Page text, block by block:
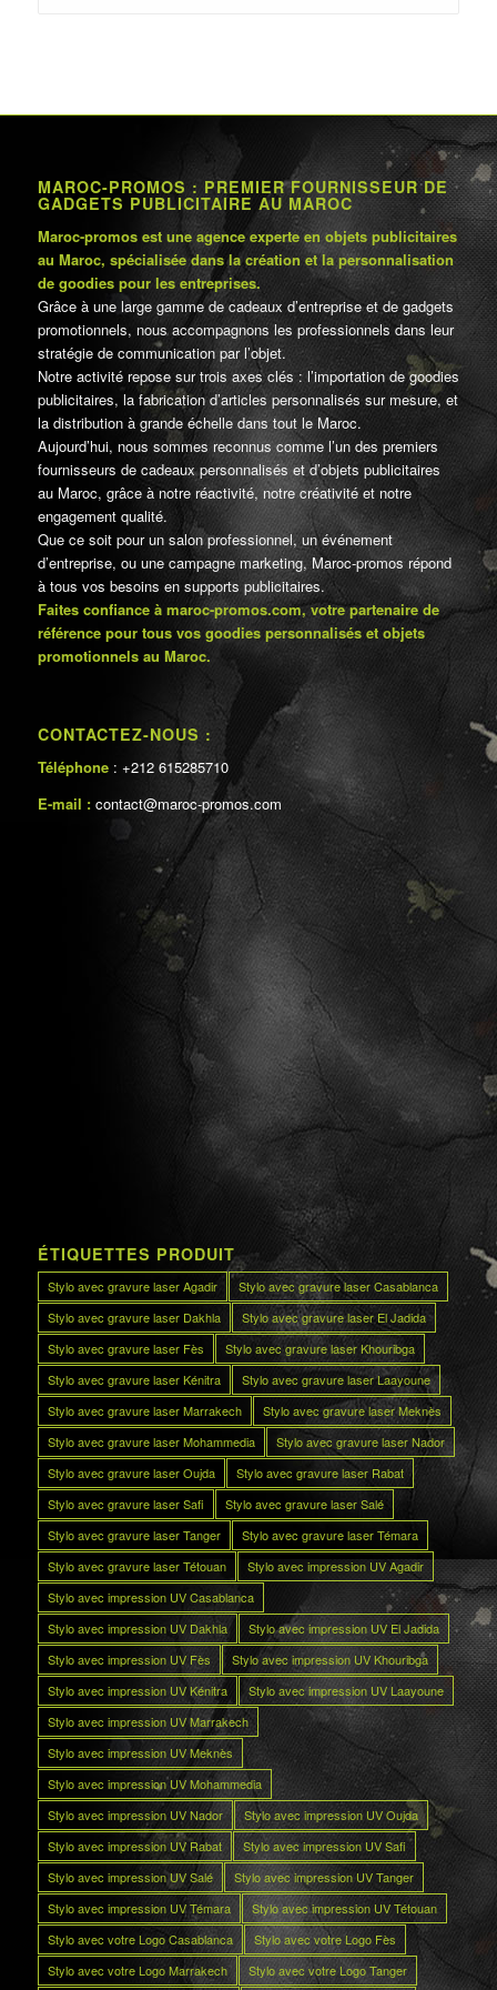
MAROC-PROMOS : PREMIER FOURNISSEUR DE
GADGETS PUBLICITAIRE AU MAROC
Maroc-promos est une agence experte en objets publicitaires
au Maroc, spécialisée dans la création et la personnalisation
de goodies pour les entreprises.
Grâce à une large gamme de cadeaux d’entreprise et de gadgets
promotionnels, nous accompagnons les professionnels dans leur
stratégie de communication par l’objet.
Notre activité repose sur trois axes clés : l’importation de goodies
publicitaires, la fabrication d’articles personnalisés sur mesure, et
la distribution à grande échelle dans tout le Maroc.
Aujourd’hui, nous sommes reconnus comme l’un des premiers
fournisseurs de cadeaux personnalisés et d’objets publicitaires
au Maroc, grâce à notre réactivité, notre créativité et notre
engagement qualité.
Que ce soit pour un salon professionnel, un événement
d’entreprise, ou une campagne marketing, Maroc-promos répond
à tous vos besoins en supports publicitaires.
Faites confiance à maroc-promos.com, votre partenaire de
référence pour tous vos goodies personnalisés et objets
promotionnels au Maroc.
CONTACTEZ-NOUS :
Téléphone : +212 615285710
E-mail : contact@maroc-promos.com
ÉTIQUETTES PRODUIT
Stylo avec gravure laser Agadir
Stylo avec gravure laser Casablanca
Stylo avec gravure laser Dakhla
Stylo avec gravure laser El Jadida
Stylo avec gravure laser Fès
Stylo avec gravure laser Khouribga
Stylo avec gravure laser Kénitra
Stylo avec gravure laser Laayoune
Stylo avec gravure laser Marrakech
Stylo avec gravure laser Meknès
Stylo avec gravure laser Mohammedia
Stylo avec gravure laser Nador
Stylo avec gravure laser Oujda
Stylo avec gravure laser Rabat
Stylo avec gravure laser Safi
Stylo avec gravure laser Salé
Stylo avec gravure laser Tanger
Stylo avec gravure laser Témara
Stylo avec gravure laser Tétouan
Stylo avec impression UV Agadir
Stylo avec impression UV Casablanca
Stylo avec impression UV Dakhla
Stylo avec impression UV El Jadida
Stylo avec impression UV Fès
Stylo avec impression UV Khouribga
Stylo avec impression UV Kénitra
Stylo avec impression UV Laayoune
Stylo avec impression UV Marrakech
Stylo avec impression UV Meknès
Stylo avec impression UV Mohammedia
Stylo avec impression UV Nador
Stylo avec impression UV Oujda
Stylo avec impression UV Rabat
Stylo avec impression UV Safi
Stylo avec impression UV Salé
Stylo avec impression UV Tanger
Stylo avec impression UV Témara
Stylo avec impression UV Tétouan
Stylo avec votre Logo Casablanca
Stylo avec votre Logo Fès
Stylo avec votre Logo Marrakech
Stylo avec votre Logo Tanger